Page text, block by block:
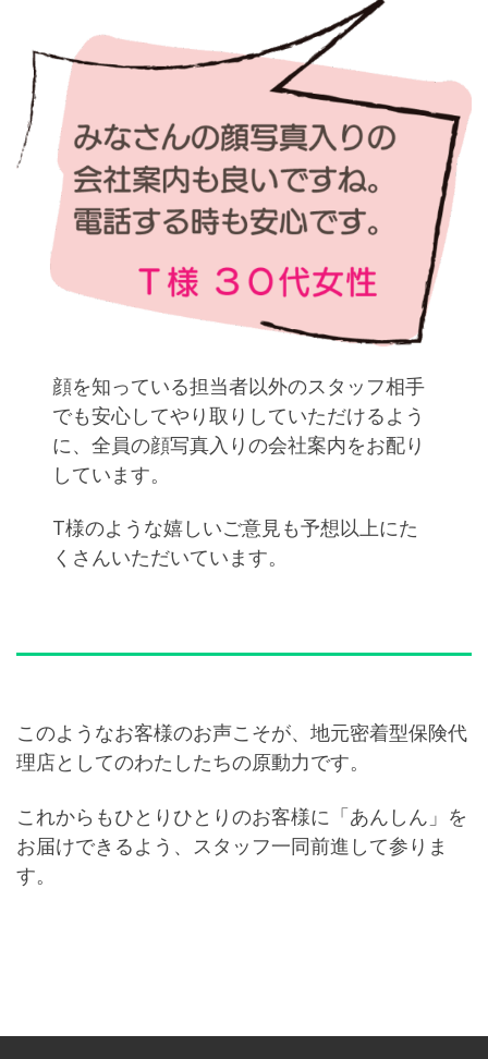
顔を知っている担当者以外のスタッフ相手
でも安心してやり取りしていただけるよう
に、全員の顔写真入りの会社案内をお配り
しています。
T様のような嬉しいご意見も予想以上にた
くさんいただいています。
このようなお客様のお声こそが、地元密着型保険代
理店としてのわたしたちの原動力です。
これからもひとりひとりのお客様に「あんしん」を
お届けできるよう、スタッフ一同前進して参りま
す。